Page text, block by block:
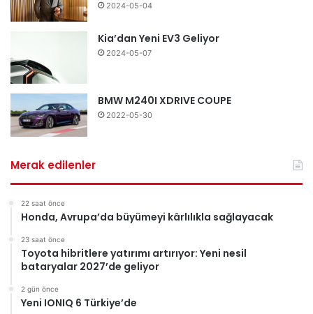
2024-05-04
Kia’dan Yeni EV3 Geliyor
2024-05-07
BMW M240I XDRIVE COUPE
2022-05-30
Merak edilenler
22 saat önce
Honda, Avrupa’da büyümeyi kârlılıkla sağlayacak
23 saat önce
Toyota hibritlere yatırımı artırıyor: Yeni nesil
bataryalar 2027’de geliyor
2 gün önce
Yeni IONIQ 6 Türkiye’de